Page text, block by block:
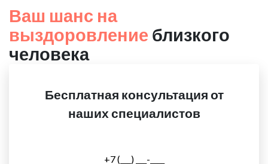
Ваш шанс на
выздоровление близкого
человека
Бесплатная консультация от
наших специалистов